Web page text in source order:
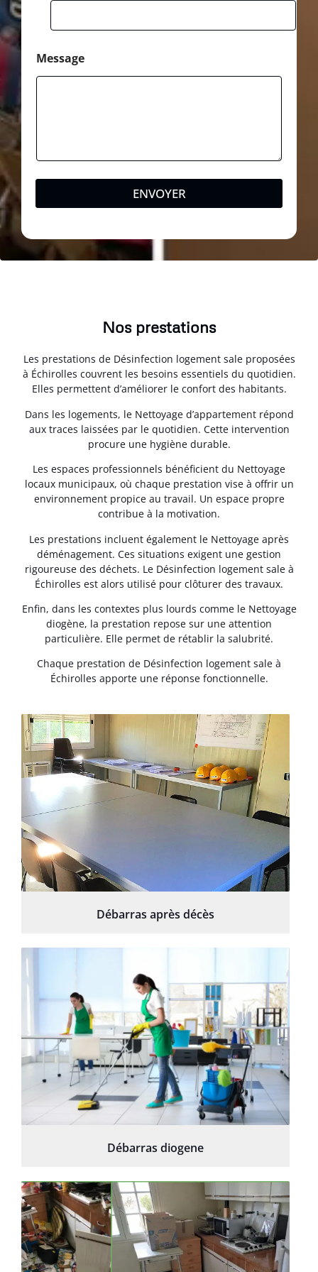
Message
ENVOYER
Nos prestations
Les prestations de Désinfection logement sale proposées
à Échirolles couvrent les besoins essentiels du quotidien.
Elles permettent d’améliorer le confort des habitants.
Dans les logements, le Nettoyage d’appartement répond
aux traces laissées par le quotidien. Cette intervention
procure une hygiène durable.
Les espaces professionnels bénéficient du Nettoyage
locaux municipaux, où chaque prestation vise à offrir un
environnement propice au travail. Un espace propre
contribue à la motivation.
Les prestations incluent également le Nettoyage après
déménagement. Ces situations exigent une gestion
rigoureuse des déchets. Le Désinfection logement sale à
Échirolles est alors utilisé pour clôturer des travaux.
Enfin, dans les contextes plus lourds comme le Nettoyage
diogène, la prestation repose sur une attention
particulière. Elle permet de rétablir la salubrité.
Chaque prestation de Désinfection logement sale à
Échirolles apporte une réponse fonctionnelle.
Débarras après décès
Débarras diogene